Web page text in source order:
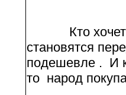
Кто хочет
становятся
подешевле . И
то народ